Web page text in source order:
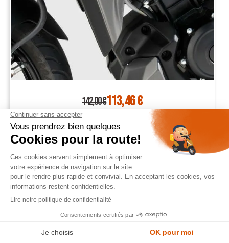
142,00 €113,46 €
yamaha MT125 2014 2019 écopes de radiateur BRUT à
peindre
 